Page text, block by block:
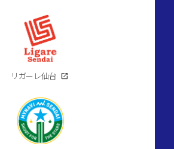
リガーレ仙台 open_in_new